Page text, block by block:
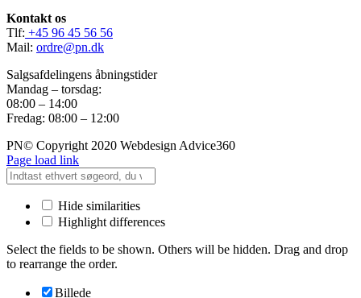
Kontakt os
Tlf: +45 96 45 56 56
Mail: ordre@pn.dk
Salgsafdelingens åbningstider
Mandag – torsdag:
08:00 – 14:00
Fredag: 08:00 – 12:00
PN© Copyright 2020 Webdesign Advice360
Page load link
Hide similarities
Highlight differences
Select the fields to be shown. Others will be hidden. Drag and drop
to rearrange the order.
Billede